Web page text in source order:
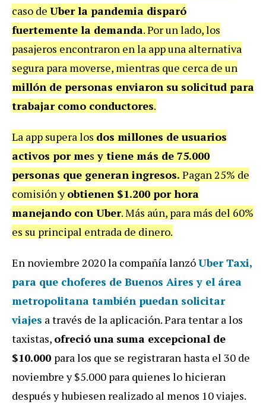
caso de Uber la pandemia disparó
fuertemente la demanda. Por un lado, los
pasajeros encontraron en la app una alternativa
segura para moverse, mientras que cerca de un
millón de personas enviaron su solicitud para
trabajar como conductores.
La app supera los dos millones de usuarios
activos por mes y tiene más de 75.000
personas que generan ingresos. Pagan 25% de
comisión yobtienen $1.200 por hora
manejando con Uber. Más aún, para más del 60%
es su principal entrada de dinero.
En noviembre 2020 la compañía lanzóUber Taxi,
para que choferes de Buenos Aires y el área
metropolitana también puedan solicitar
viajes a través de la aplicación. Para tentar a los
taxistas, ofreció una suma excepcional de
$10.000 para los que se registraran hasta el 30 de
noviembre y $5.000 para quienes lo hicieran
después y hubiesen realizado al menos 10 viajes.